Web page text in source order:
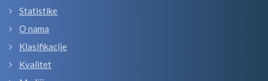
Statistike
O nama
Klasifikacije
Kvalitet